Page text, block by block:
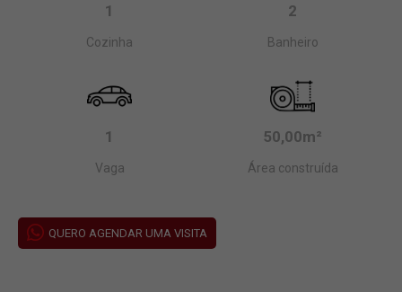
1
Cozinha
2
Banheiro
1
Vaga
50,00m²
Área construída
QUERO AGENDAR UMA VISITA